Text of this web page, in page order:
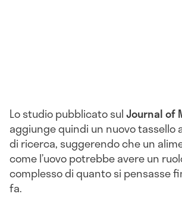
Lo studio pubblicato sulJournal of
aggiunge quindi un nuovo tassello
di ricerca, suggerendo che un
come l’uovo potrebbe avere un
complesso di quanto si pensasse
fa.